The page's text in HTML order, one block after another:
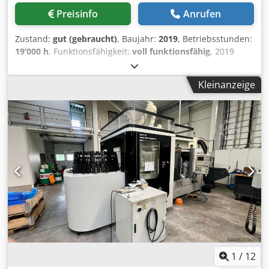
Preisinfo Anrufen
Zustand: gut (gebraucht), Baujahr: 2019, Betriebsstunden:
19’000 h, Funktionsfähigkeit: voll funktionsfähig, 2019
HELLER H6000 CNC Doppelpaletten-Horizontal-
Bearbeitungszentrum CNC-Horizontal-
Bearbeitungszentrum mit Doppelpalette Wenig
Betriebsstunden, 1-Schicht-Maschine, Super Zustand
Hersteller: HELLER Modell: H6000 Baujahr: 2019
Maschinentyp: CNC-Horizontal-Bearbeitungszentrum
Palettensystem: Doppelpalette / 2-Paletten-System
Seriennummer: MXXXXX (auf Anfrage) Palettengröße: 630 x
630 mm Dodpfx Ahjy S S Hyszowa Maximale
Palettenbelastung: 1.000 kg Maximale Werkstückhöhe:
1.200 mm Verfahrwege: X-Achse: 1.000 mm Y-Achse: 1.000
mm Z-Achse: 1.000 mm B-Achse: 360° / 0,001° Teilung
Eilganggeschwindigkeiten: X-Achse: 50.000 mm/min Y-
Achse: 50.000 mm/min Z-Achse: 75.000 mm/min B-Achse:
25 U/min Vorschubkräfte: X-Achse / Y-Achse: 15.000 N bei
Einschaltdauer Spindeldrehzahlbereich: 5 – 6.000 U/min
Kleinanzeige
1 / 12